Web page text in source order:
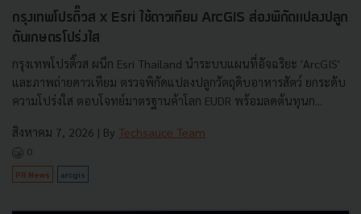
กรุงเทพโปรดิ๊วส x Esri ใช้ดาวเทียม ArcGIS ส่องพิกัดแปลงปลูก
ดันเกษตรโปร่งใส
กรุงเทพโปรดิ๊วส ผนึก Esri Thailand นำระบบแผนที่อัจฉริยะ 'ArcGIS'
และภาพถ่ายดาวเทียม ตรวจพิกัดแปลงปลูกวัตถุดิบอาหารสัตว์ ยกระดับ
ความโปร่งใส ตอบโจทย์มาตรฐานค้าโลก EUDR พร้อมลดต้นทุนก...
สิงหาคม 7, 2026 | By Techsauce Team
0
PR News arcgis